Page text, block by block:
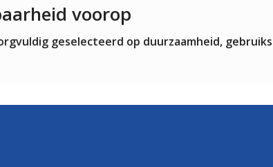
voorop
geselecteerd op duurzaamheid,